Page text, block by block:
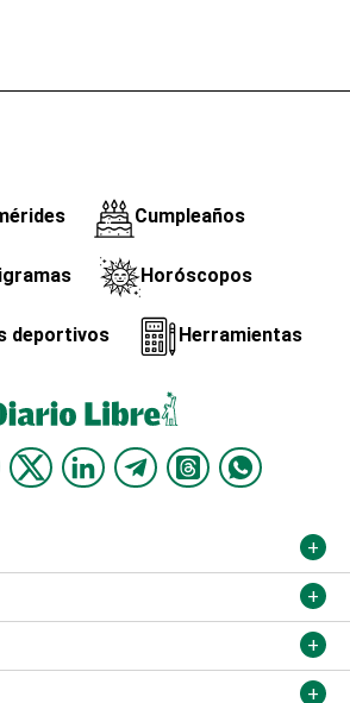
Cumpleaños
Horóscopos
deportivos Herramientas